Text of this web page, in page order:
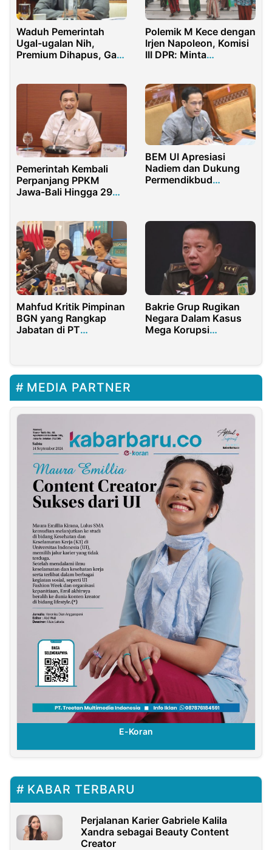
Waduh Pemerintah
Ugal-ugalan Nih,
Premium Dihapus, Gas
Polemik M Kece dengan
Irjen Napoleon, Komisi
III DPR: Minta
Pemerintah Kembali
Perpanjang PPKM
Jawa-Bali Hingga 29
BEM UI Apresiasi
Nadiem dan Dukung
Permendikbud
Mahfud Kritik Pimpinan
BGN yang Rangkap
Jabatan di PT
Bakrie Grup Rugikan
Negara Dalam Kasus
Mega Korupsi
Jampidsus Terlibat
MEDIA PARTNER
E-Koran
KABAR TERBARU
Perjalanan Karier Gabriele Kalila
Xandra sebagai Beauty Content
Creator